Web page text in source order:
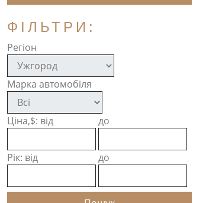
ФІЛЬТРИ:
Регіон
Марка автомобіля
Ціна,$: від до
Рік: від до